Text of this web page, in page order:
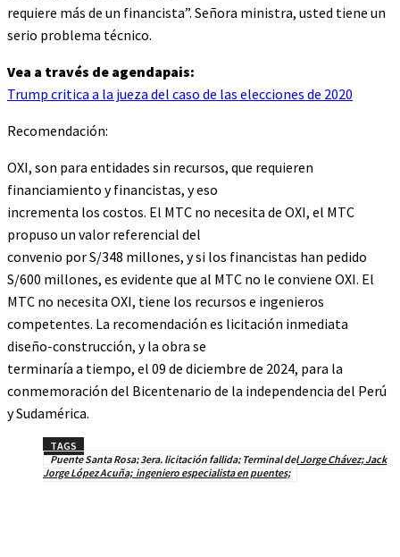
requiere más de un financista”. Señora ministra, usted tiene un
serio problema técnico.
Vea a través de agendapais:
Trump critica a la jueza del caso de las elecciones de 2020
Recomendación:
OXI, son para entidades sin recursos, que requieren
financiamiento y financistas, y eso
incrementa los costos. El MTC no necesita de OXI, el MTC
propuso un valor referencial del
convenio por S/348 millones, y si los financistas han pedido
S/600 millones, es evidente que al MTC no le conviene OXI. El
MTC no necesita OXI, tiene los recursos e ingenieros
competentes. La recomendación es licitación inmediata
diseño-construcción, y la obra se
terminaría a tiempo, el 09 de diciembre de 2024, para la
conmemoración del Bicentenario de la independencia del Perú
y Sudamérica.
TAGS
Puente Santa Rosa; 3era. licitación fallida; Terminal del Jorge Chávez; Jack
Jorge López Acuña; ingeniero especialista en puentes;